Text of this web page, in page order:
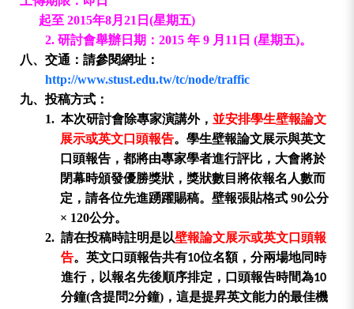
起至 2015年8月 21 日 (星期五)
2. 研討會舉辦日期：2015 年 9 月 11 日 (星期五)。
八、 交通：請參閱網址：
http://www.stust.edu.tw/tc/node/traffic
九、投稿方式：
1. 本次研討會除專家演講外， 並安排學生壁報論文
展示或英文口頭報告。學生壁報論文展示與英文
口頭報告，都將由專家學者進行評比，大會將於
閉幕時頒發優勝獎狀，獎狀數目將依報名人數而
定，請各位先進踴躍賜稿。壁報張貼格式 90公分
× 120公分。
2. 請在投稿時註明是以壁報論文展示或英文口頭報
告。英文口頭報告共有10位名額，分兩場地同時
進行，以報名先後順序排定，口頭報告時間為10
分鐘(含提問2分鐘) ，這是提昇英文能力的最佳機